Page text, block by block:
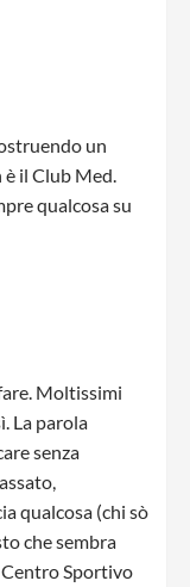
un
il Club Med.
qualcosa su
Moltissimi
La parola
senza
qualcosa (chi sò
che sembra
Sportivo